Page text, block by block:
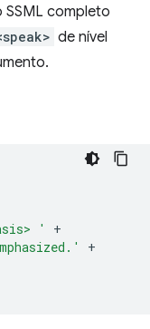
completo
de nível
'
+
+